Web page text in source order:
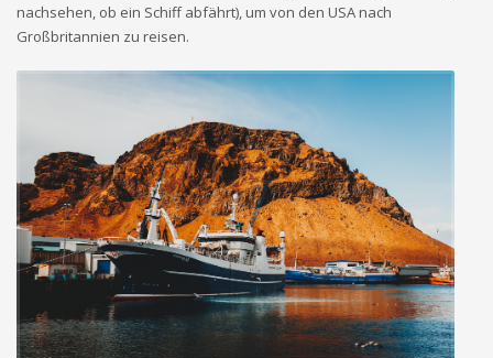
nachsehen, ob ein Schiff abfährt), um von den USA nach
Großbritannien zu reisen.